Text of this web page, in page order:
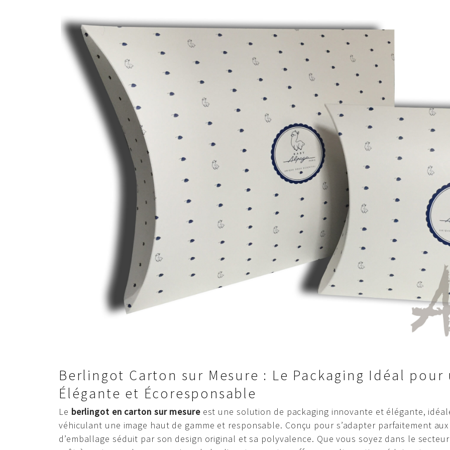
Berlingot Carton sur Mesure : Le Packaging Idéal
Élégante et Écoresponsable
Le berlingot en carton sur mesureest une solution de packaging innovante et élégante,
véhiculant une image haut de gamme et responsable. Conçu pour s’adapter parfaitement
d’emballage séduit par son design original et sa polyvalence. Que vous soyez dans le